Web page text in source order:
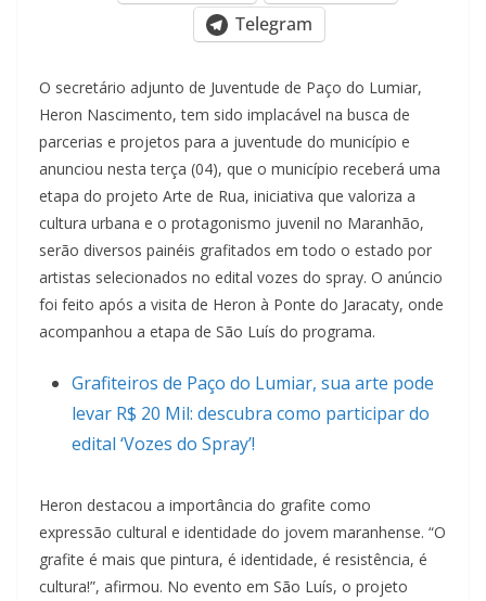
Telegram
O secretário adjunto de Juventude de Paço do Lumiar,
Heron Nascimento, tem sido implacável na busca de
parcerias e projetos para a juventude do município e
anunciou nesta terça (04), que o município receberá uma
etapa do projeto Arte de Rua, iniciativa que valoriza a
cultura urbana e o protagonismo juvenil no Maranhão,
serão diversos painéis grafitados em todo o estado por
artistas selecionados no edital vozes do spray. O anúncio
foi feito após a visita de Heron à Ponte do Jaracaty, onde
acompanhou a etapa de São Luís do programa.
Grafiteiros de Paço do Lumiar, sua arte pode
levar R$ 20 Mil: descubra como participar do
edital ‘Vozes do Spray’!
Heron destacou a importância do grafite como
expressão cultural e identidade do jovem maranhense. “O
grafite é mais que pintura, é identidade, é resistência, é
cultura!”, afirmou. No evento em São Luís, o projeto